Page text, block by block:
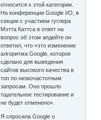
относится к этой категории.
На конференции Google I/O, в
секции с участием гуглера
Мэтта Каттса в ответ на
вопрос об этом апдейте он
ответил, что «это изменение
алгоритма Google, которое
сделано для выведения
сайтов высокого качества в
топ по низкочастотным
запросам. Оно прошло
тщательное тестирование и
не будет отменено».
Я спросила Google о